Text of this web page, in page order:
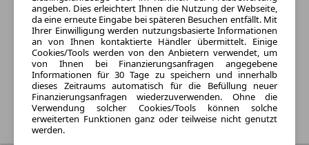
Kraftstoff:
Benzin und Diesel
Monatliche Rate:
Von 2.790 € bis 3.720 € pro
Monat
Treffer anzeigen
angeben. Dies erleichtert Ihnen die Nutzung der Webseite,
da eine erneute Eingabe bei späteren Besuchen entfällt. Mit
Ihrer Einwilligung werden nutzungsbasierte Informationen
an von Ihnen kontaktierte Händler übermittelt. Einige
Cookies/Tools werden von den Anbietern verwendet, um
von Ihnen bei Finanzierungsanfragen angegebene
Informationen für 30 Tage zu speichern und innerhalb
dieses Zeitraums automatisch für die Befüllung neuer
Finanzierungsanfragen wiederzuverwenden. Ohne die
Verwendung solcher Cookies/Tools können solche
erweiterten Funktionen ganz oder teilweise nicht genutzt
werden.